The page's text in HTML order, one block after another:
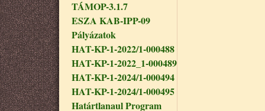
TÁMOP-3.1.7
ESZA KAB-IPP-09
Pályázatok
HAT-KP-1-2022/1-000488
HAT-KP-1-2022_1-000489
HAT-KP-1-2024/1-000494
HAT-KP-1-2024/1-000495
Határtlanaul Program